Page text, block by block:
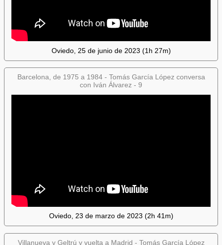
Oviedo, 25 de junio de 2023 (1h 27m)
Barcelona, de 1975 a 1984 - Tomás García López conversa
con Iván Álvarez - 9
Oviedo, 23 de marzo de 2023 (2h 41m)
Villanueva y Geltrú y vuelta a Madrid - Tomás García López